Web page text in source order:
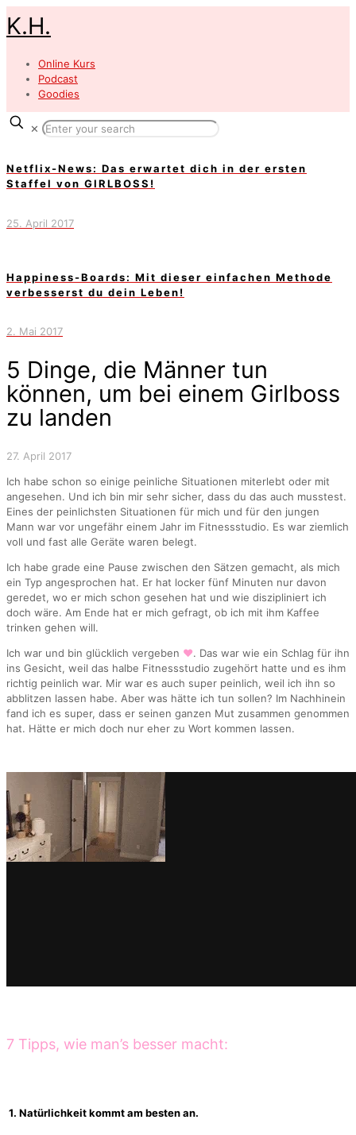
K.H.
Online Kurs
Podcast
Goodies
✕
Netflix-News: Das erwartet dich in der ersten
Staffel von GIRLBOSS!
25. April 2017
Happiness-Boards: Mit dieser einfachen Methode
verbesserst du dein Leben!
2. Mai 2017
5 Dinge, die Männer tun
können, um bei einem Girlboss
zu landen
27. April 2017
Ich habe schon so einige peinliche Situationen miterlebt oder mit
angesehen. Und ich bin mir sehr sicher, dass du das auch musstest.
Eines der peinlichsten Situationen für mich und für den jungen
Mann war vor ungefähr einem Jahr im Fitnessstudio. Es war ziemlich
voll und fast alle Geräte waren belegt.
Ich habe grade eine Pause zwischen den Sätzen gemacht, als mich
ein Typ angesprochen hat. Er hat locker fünf Minuten nur davon
geredet, wo er mich schon gesehen hat und wie diszipliniert ich
doch wäre. Am Ende hat er mich gefragt, ob ich mit ihm Kaffee
trinken gehen will.
Ich war und bin glücklich vergeben ♥. Das war wie ein Schlag für ihn
ins Gesicht, weil das halbe Fitnessstudio zugehört hatte und es ihm
richtig peinlich war. Mir war es auch super peinlich, weil ich ihn so
abblitzen lassen habe. Aber was hätte ich tun sollen? Im Nachhinein
fand ich es super, dass er seinen ganzen Mut zusammen genommen
hat. Hätte er mich doch nur eher zu Wort kommen lassen.
7 Tipps, wie man’s besser macht:
1. Natürlichkeit kommt am besten an.